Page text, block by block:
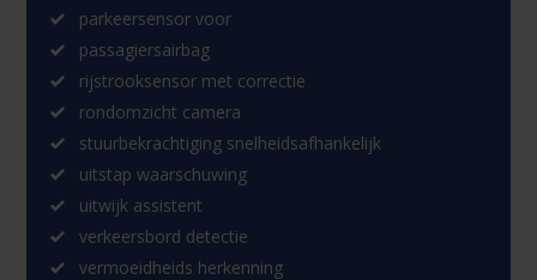
parkeersensor voor
passagiersairbag
rijstrooksensor met correctie
rondomzicht camera
stuurbekrachtiging snelheidsafhankelijk
uitstap waarschuwing
uitwijk assistent
verkeersbord detectie
vermoeidheids herkenning